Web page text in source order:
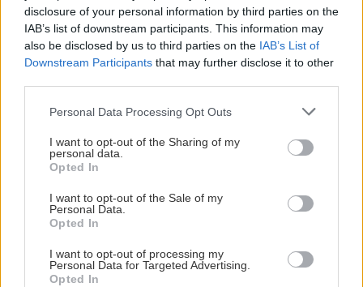
disclosure of your personal information by third parties on the
IAB’s list of downstream participants. This information may
also be disclosed by us to third parties on the IAB’s List of
Downstream Participants that may further disclose it to other
Personal Data Processing Opt Outs
I want to opt-out of the Sharing of my
personal data.
Opted In
I want to opt-out of the Sale of my
Personal Data.
Opted In
I want to opt-out of processing my
Personal Data for Targeted Advertising.
Opted In
15:16
ΚΟΣΜΟΣ
Ορμούζ: Η κίνηση των πλοίων μειώθηκε - Εν
αναμονή αποτελεσμάτων των συνομιλιών
Αγροτικές ενισχύσεις 2026: Ποιοι κινδυνεύουν
με αποκλεισμό - Οι κυρώσεις για ανακριβή
Νέα άφιξη μεταναστών στην Κρήτη: 57 άτομα
εντοπίστηκαν στα Καπετανιανά
ΕΛΛΑΔΑ
Άρειος Πάγος: Δεν ανασύρεται από το
αρχείο η υπόθεση των υποκλοπών
GOSSIP - LIFESTYLE
Τατιάνα Στεφανίδου: Διακοπές στο
Ιόνιο με τον Νίκο Ευαγγελάτο και τον